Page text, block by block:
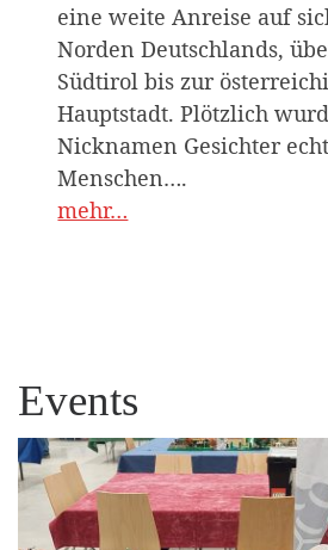
eine weite Anreise auf
Norden Deutschlands,
Südtirol bis zur
Hauptstadt. Plötzlich
Nicknamen Gesichter
Menschen….
mehr…
Events